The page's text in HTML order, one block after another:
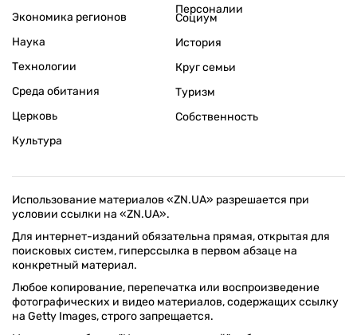
Экономика регионов
Персоналии
Наука
Технологии
Среда обитания
Церковь
Культура
Социум
История
Круг семьи
Туризм
Собственность
Использование материалов «ZN.UA» разрешается при
условии ссылки на «ZN.UA».
Для интернет-изданий обязательна прямая, открытая для
поисковых систем, гиперссылка в первом абзаце на
конкретный материал.
Любое копирование, перепечатка или воспроизведение
фотографических и видео материалов, содержащих ссылку
на Getty Images, строго запрещается.